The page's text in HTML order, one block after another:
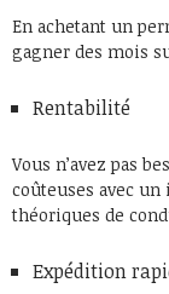
En achetant un
gagner des mois
Rentabilité
Vous n’avez pas
coûteuses avec
théoriques de
Expédition